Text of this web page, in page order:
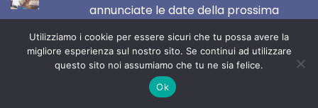
annunciate le date della prossima
edizione (13-14-15 ottobre)
VOCE DEL NORDEST
Utilizziamo i cookie per essere sicuri che tu possa avere la
migliore esperienza sul nostro sito. Se continui ad utilizzare
questo sito noi assumiamo che tu ne sia felice.
Ok